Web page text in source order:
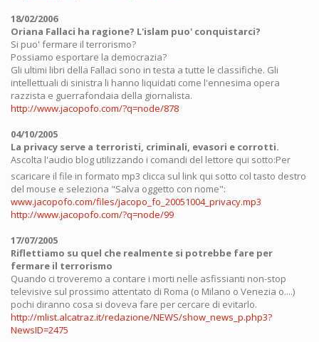
18/02/2006
Oriana Fallaci ha ragione? L'islam puo' conquistarci?
Si puo' fermare il terrorismo?
Possiamo esportare la democrazia?
Gli ultimi libri della Fallaci sono in testa a tutte le classifiche. Gli
intellettuali di sinistra li hanno liquidati come l'ennesima opera
razzista e guerrafondaia della giornalista.
http://www.jacopofo.com/?q=node/878
04/10/2005
La privacy serve a terroristi, criminali, evasori e corrotti.
Ascolta l'audio blog utilizzando i comandi del lettore qui sotto:Per
scaricare il file in formato mp3 clicca sul link qui sotto col tasto destro
del mouse e seleziona "Salva oggetto con nome":
www.jacopofo.com/files/jacopo_fo_20051004_privacy.mp3
http://www.jacopofo.com/?q=node/99
17/07/2005
Riflettiamo su quel che realmente si potrebbe fare per
fermare il terrorismo
Quando ci troveremo a contare i morti nelle asfissianti non-stop
televisive sul prossimo attentato di Roma (o Milano o Venezia o....)
pochi diranno cosa si doveva fare per cercare di evitarlo.
http://mlist.alcatraz.it/redazione/NEWS/show_news_p.php3?
NewsID=2475